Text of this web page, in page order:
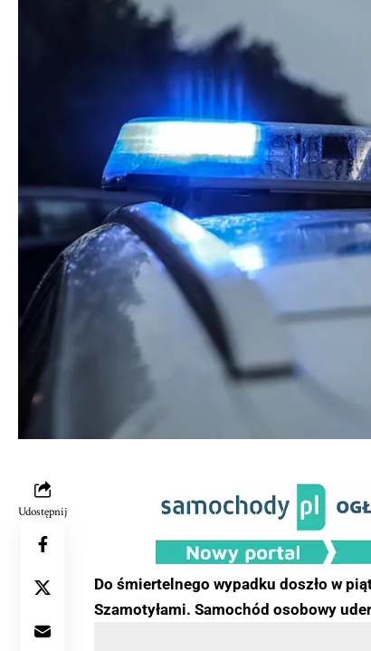
Udostępnij
Do śmiertelnego wypadku doszło w
Szamotyłami. Samochód osobowy